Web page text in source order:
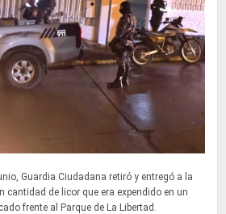
Guardia Ciudadana retiró y entregó a la
cantidad de licor que era expendido en un
frente al Parque de La Libertad.